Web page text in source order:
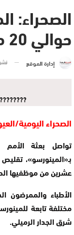
الصحراء:
حوالي 20 من موظفيها..
إدارة الموقع
الصحراء اليومية/
تواصل بعثة الأمم
بـ«المينورسو»،
عشرين من موظفيها
الأطباء والممرضون
مختلفة تابعة
شرق الجدار الرميلي.